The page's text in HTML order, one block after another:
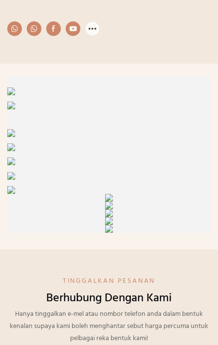
TINGGALKAN PESANAN
Berhubung Dengan Kami
Hanya tinggalkan e-mel atau nombor telefon anda dalam bentuk
kenalan supaya kami boleh menghantar sebut harga percuma untuk
pelbagai reka bentuk kami!